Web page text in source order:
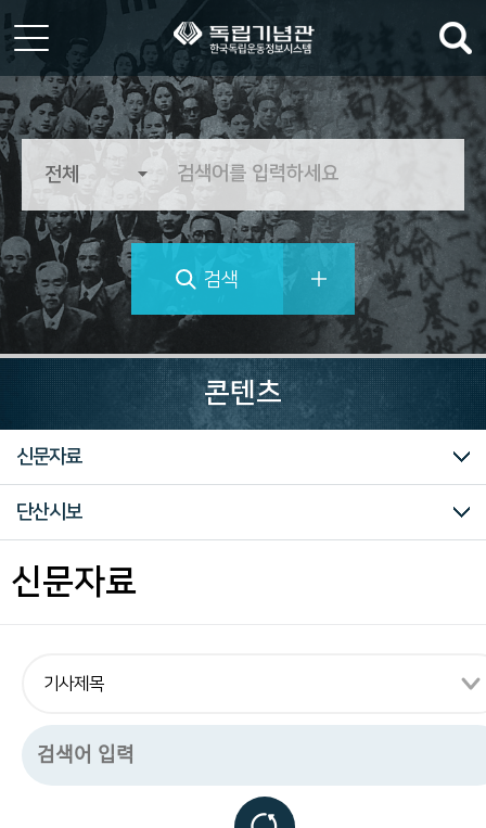
한
독
립
동
정
보
시
역
는
검색
콘텐츠
대한민국임시정부
독립운동가 자료
마이크로필름
미주흥사단
신문자료
의병자료
재한선교사보고문건
일제강점기 피해자 명부
대한인국민회
단산시보
전체
구망일보
국민보
권업신문
단산시보
대공보(중경)
대한민국임시정부공보
대한민보
독립신문
북미시보
선봉
신한국보
태평양주보
한민
황성신문
해조신문
신문자료